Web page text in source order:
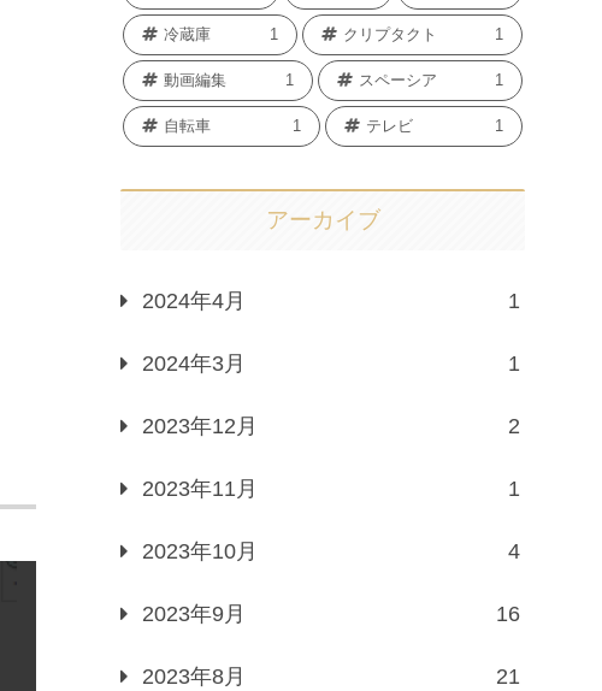
冷蔵庫 1 クリプタクト 1
動画編集 1 スペーシア 1
自転車 1 テレビ 1
アーカイブ
2024年4月 1
2024年3月 1
2023年12月 2
2023年11月 1
2023年10月 4
2023年9月 16
2023年8月 21